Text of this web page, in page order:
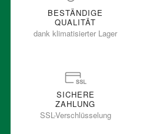
BESTÄNDIGE
QUALITÄT
dank klimatisierter Lager
SICHERE
ZAHLUNG
SSL-Verschlüsselung